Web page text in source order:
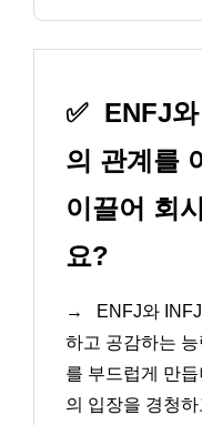
✅ ENFJ
의 관계를
이끌어 회
요?
→
ENFJ와
하고 공감하는
를 부드럽게 만
의 입장을 경청